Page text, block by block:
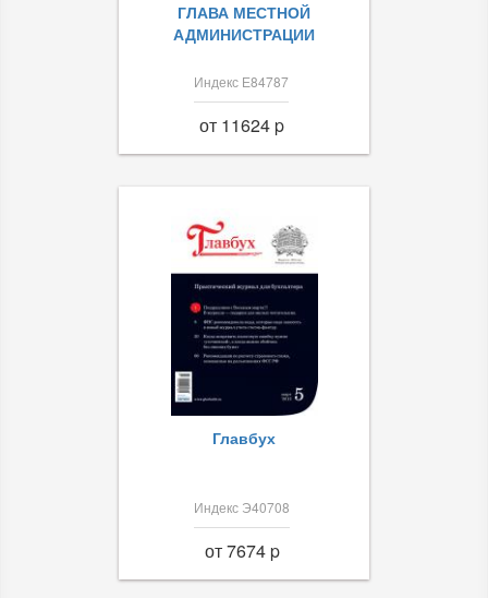
ГЛАВА МЕСТНОЙ
АДМИНИСТРАЦИИ
Индекс Е84787
от 11624 p
Главбух
Индекс Э40708
от 7674 p